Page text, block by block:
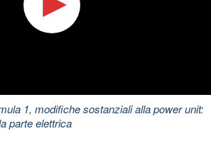
1, modifiche sostanziali alla power unit:
parte elettrica